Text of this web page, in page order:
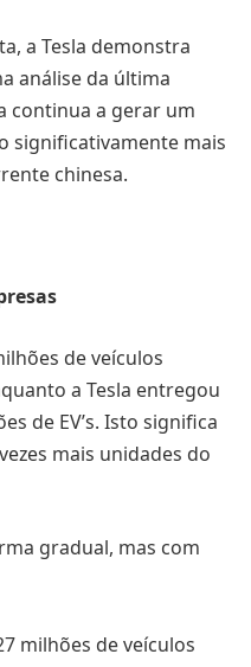
a Tesla demonstra
análise da última
continua a gerar um
significativamente mais
chinesa.
de veículos
a Tesla entregou
de EV’s. Isto significa
mais unidades do
gradual, mas com
milhões de veículos